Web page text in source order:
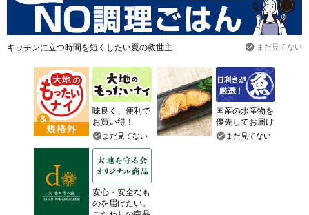
キッチンに立つ時間を短くしたい夏の救世主 まだ見てない
味良く、便利で
お買い得！
まだ見てない
国産の水産物を
優先してお届け
まだ見てない
安心・安全なも
のを届けたい。